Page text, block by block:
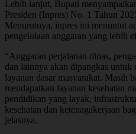
Lebih lanjut, Bupati
Presiden (Inpres) No. 1 Tahun
Menurutnya, inpres ini menuntut
pengelolaan anggaran yang lebih
“Anggaran perjalanan dinas,
dan lainnya akan dipangkas untuk
layanan dasar masyarakat. Masih
mendapatkan layanan kesehatan
pendidikan yang layak,
kesehatan dan ketenagakerjaan
jelasnya.